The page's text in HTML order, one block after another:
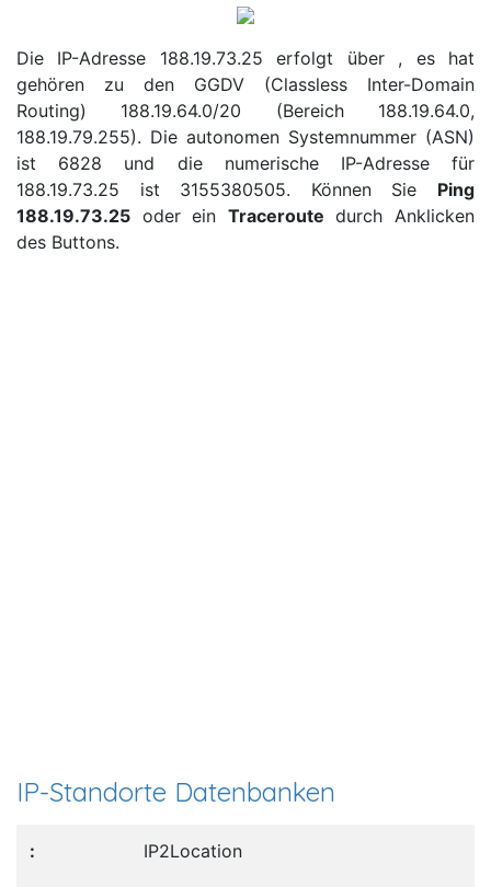
Die IP-Adresse 188.19.73.25 erfolgt über , es hat
gehören zu den GGDV (Classless Inter-Domain
Routing) 188.19.64.0/20 (Bereich 188.19.64.0,
188.19.79.255). Die autonomen Systemnummer (ASN)
ist 6828 und die numerische IP-Adresse für
188.19.73.25 ist 3155380505. Können Sie Ping
188.19.73.25 oder ein Traceroute durch Anklicken
des Buttons.
IP-Standorte Datenbanken
IP2Location